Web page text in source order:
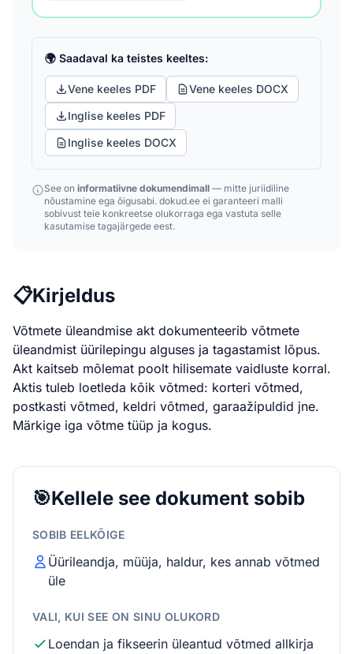
🌍 Saadaval ka teistes keeltes:
Vene keeles PDF
Vene keeles DOCX
Inglise keeles PDF
Inglise keeles DOCX
See on informatiivne dokumendimall — mitte juriidiline
nõustamine ega õigusabi. dokud.ee ei garanteeri malli
sobivust teie konkreetse olukorraga ega vastuta selle
kasutamise tagajärgede eest.
📋Kirjeldus
Võtmete üleandmise akt dokumenteerib võtmete
üleandmist üürilepingu alguses ja tagastamist lõpus.
Akt kaitseb mõlemat poolt hilisemate vaidluste korral.
Aktis tuleb loetleda kõik võtmed: korteri võtmed,
postkasti võtmed, keldri võtmed, garaažipuldid jne.
Märkige iga võtme tüüp ja kogus.
🎯Kellele see dokument sobib
SOBIB EELKÕIGE
Üürileandja, müüja, haldur, kes annab võtmed
üle
VALI, KUI SEE ON SINU OLUKORD
Loendan ja fikseerin üleantud võtmed allkirja